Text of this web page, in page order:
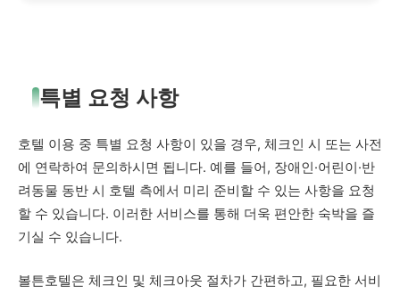
특별 요청 사항
호텔 이용 중 특별 요청 사항이 있을 경우, 체크인 시 또는 사전
에 연락하여 문의하시면 됩니다. 예를 들어, 장애인·어린이·반
려동물 동반 시 호텔 측에서 미리 준비할 수 있는 사항을 요청
할 수 있습니다. 이러한 서비스를 통해 더욱 편안한 숙박을 즐
기실 수 있습니다.
볼튼호텔은 체크인 및 체크아웃 절차가 간편하고, 필요한 서비